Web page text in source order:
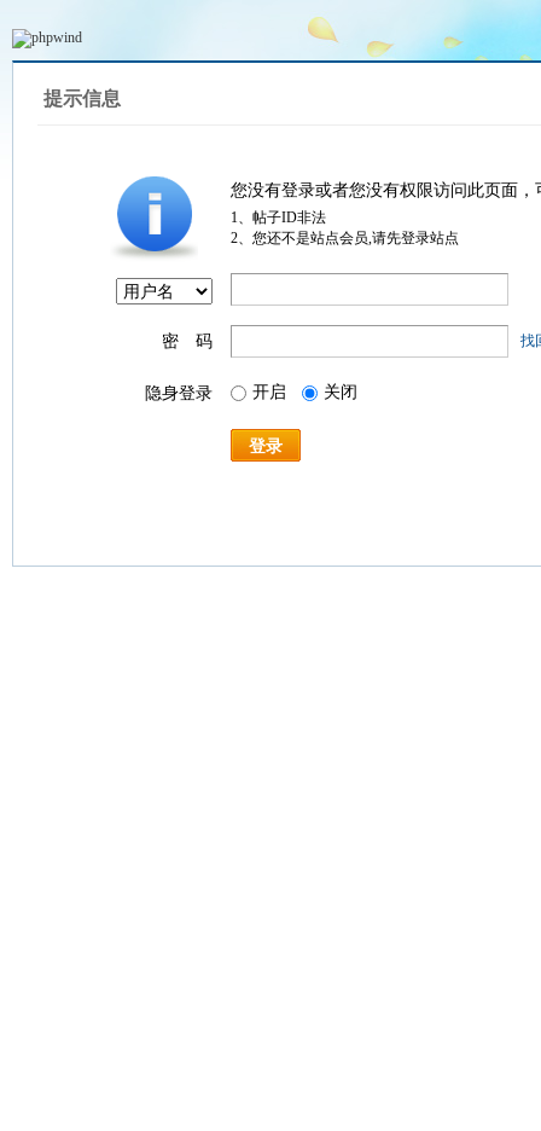
提示信息
您没有登录或者您没有权限访问此页面
1、帖子ID非法
2、您还不是站点会员,请先登录站点
密 码 找
隐身登录 开启 关闭
登录